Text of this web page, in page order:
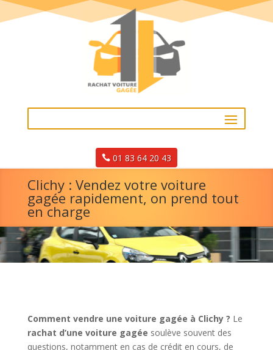
01 83 64 20 43
Clichy : Vendez votre voiture
gagée rapidement, on prend tout
en charge
Comment vendre une voiture gagée à Clichy ? Le
rachat d’une voiture gagée soulève souvent des
questions, notamment en cas de crédit en cours, de